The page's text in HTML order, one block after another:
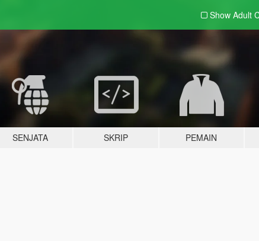
Show Adult
SENJATA SKRIP PEMAIN